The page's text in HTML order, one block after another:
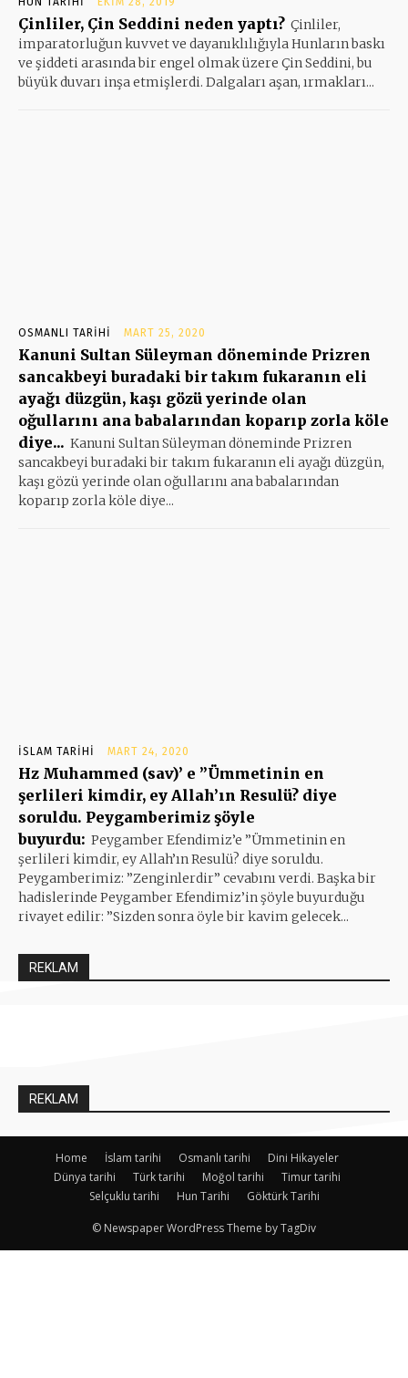
Çinliler, Çin Seddini neden yaptı? Çinliler,
imparatorluğun kuvvet ve dayanıklılığıyla Hunların baskı
ve şiddeti arasında bir engel olmak üzere Çin Seddini, bu
büyük duvarı inşa etmişlerdi. Dalgaları aşan, ırmakları...
OSMANLI TARIHI MART 25, 2020
Kanuni Sultan Süleyman döneminde Prizren
sancakbeyi buradaki bir takım fukaranın eli
ayağı düzgün, kaşı gözü yerinde olan
oğullarını ana babalarından koparıp zorla köle
diye... Kanuni Sultan Süleyman döneminde Prizren
sancakbeyi buradaki bir takım fukaranın eli ayağı düzgün,
kaşı gözü yerinde olan oğullarını ana babalarından
koparıp zorla köle diye...
İSLAM TARIHI MART 24, 2020
Hz Muhammed (sav)’ e ”Ümmetinin en
şerlileri kimdir, ey Allah’ın Resulü? diye
soruldu. Peygamberimiz şöyle
buyurdu: Peygamber Efendimiz’e ”Ümmetinin en
şerlileri kimdir, ey Allah’ın Resulü? diye soruldu.
Peygamberimiz: ”Zenginlerdir” cevabını verdi. Başka bir
hadislerinde Peygamber Efendimiz’in şöyle buyurduğu
rivayet edilir: ”Sizden sonra öyle bir kavim gelecek...
REKLAM
REKLAM
Home İslam tarihi Osmanlı tarihi
Dini Hikayeler
Dünya tarihi
Türk tarihi Moğol tarihi
Timur tarihi
Selçuklu tarihi
Hun Tarihi Göktürk Tarihi
© Newspaper WordPress Theme by TagDiv